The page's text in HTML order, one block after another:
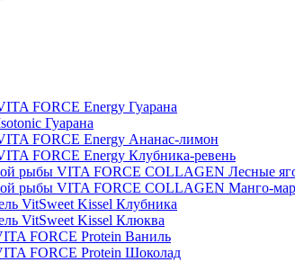
FORCE Energy Гуарана
Гуарана
FORCE Energy Ананас-лимон
FORCE Energy Клубника-ревень
рыбы VITA FORCE COLLAGEN Лесные
рыбы VITA FORCE COLLAGEN Манго-
VitSweet Kissel Клубника
VitSweet Kissel Клюква
FORCE Protein Ваниль
FORCE Protein Шоколад